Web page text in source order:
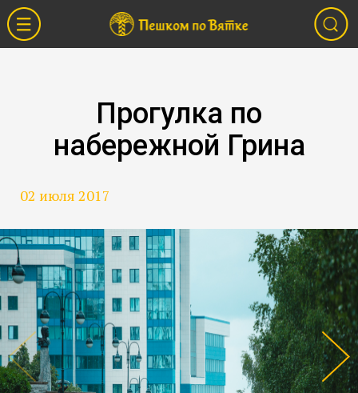
Прогулка по
набережной Грина
02 июля 2017